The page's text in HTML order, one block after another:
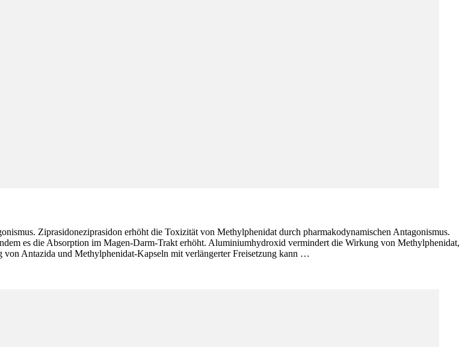
Ziprasidoneziprasidon erhöht die Toxizität von Methylphenidat durch pharmakodynamischen Antagonismus.
es die Absorption im Magen-Darm-Trakt erhöht. Aluminiumhydroxid vermindert die Wirkung von Methylphenidat,
Antazida und Methylphenidat-Kapseln mit verlängerter Freisetzung kann …